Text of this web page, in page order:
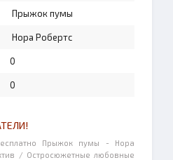
Прыжок пумы
Нора Робертс
0
0
Прыжок пумы - Нора
/ Остросюжетные любовные